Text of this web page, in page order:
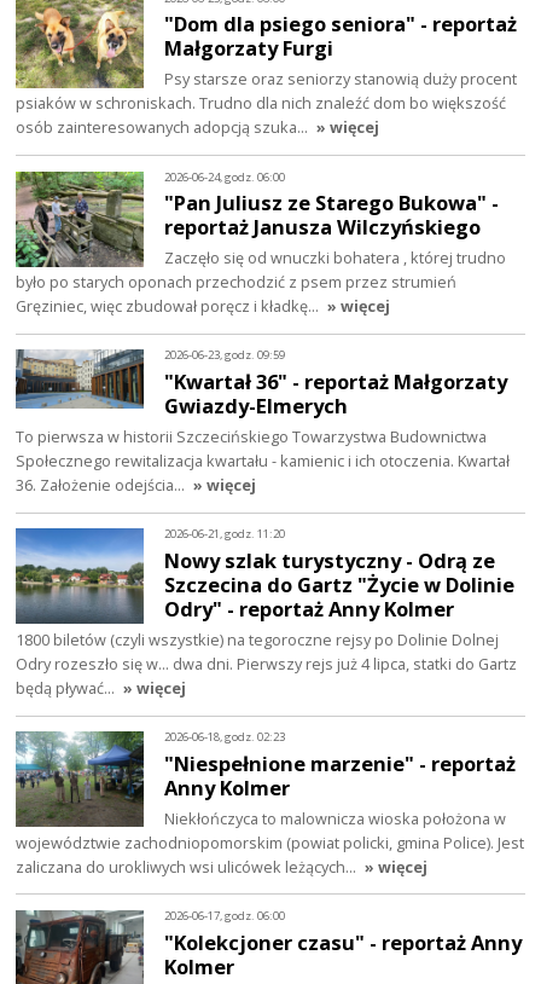
"Dom dla psiego seniora" - reportaż
Małgorzaty Furgi
Psy starsze oraz seniorzy stanowią duży procent
psiaków w schroniskach. Trudno dla nich znaleźć dom bo większość
osób zainteresowanych adopcją szuka… » więcej
2026-06-24, godz. 06:00
"Pan Juliusz ze Starego Bukowa" -
reportaż Janusza Wilczyńskiego
Zaczęło się od wnuczki bohatera , której trudno
było po starych oponach przechodzić z psem przez strumień
Gręziniec, więc zbudował poręcz i kładkę… » więcej
2026-06-23, godz. 09:59
"Kwartał 36" - reportaż Małgorzaty
Gwiazdy-Elmerych
To pierwsza w historii Szczecińskiego Towarzystwa Budownictwa
Społecznego rewitalizacja kwartału - kamienic i ich otoczenia. Kwartał
36. Założenie odejścia… » więcej
2026-06-21, godz. 11:20
Nowy szlak turystyczny - Odrą ze
Szczecina do Gartz "Życie w Dolinie
Odry" - reportaż Anny Kolmer
1800 biletów (czyli wszystkie) na tegoroczne rejsy po Dolinie Dolnej
Odry rozeszło się w... dwa dni. Pierwszy rejs już 4 lipca, statki do Gartz
będą pływać… » więcej
2026-06-18, godz. 02:23
"Niespełnione marzenie" - reportaż
Anny Kolmer
Niekłończyca to malownicza wioska położona w
województwie zachodniopomorskim (powiat policki, gmina Police). Jest
zaliczana do urokliwych wsi ulicówek leżących… » więcej
2026-06-17, godz. 06:00
"Kolekcjoner czasu" - reportaż Anny
Kolmer